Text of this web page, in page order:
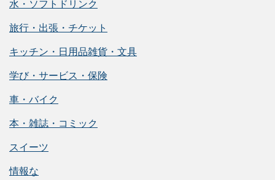
水・ソフトドリンク
旅行・出張・チケット
キッチン・日用品雑貨・文具
学び・サービス・保険
車・バイク
本・雑誌・コミック
スイーツ
情報な